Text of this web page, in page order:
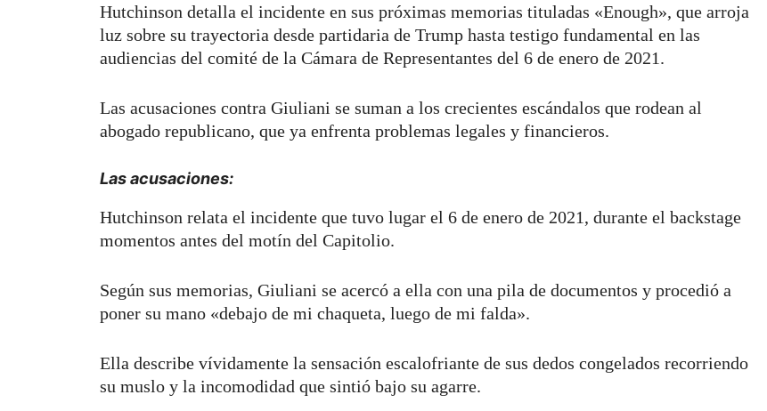
Hutchinson detalla el incidente en sus próximas memorias tituladas «Enough», que arroja
luz sobre su trayectoria desde partidaria de Trump hasta testigo fundamental en las
audiencias del comité de la Cámara de Representantes del 6 de enero de 2021.
Las acusaciones contra Giuliani se suman a los crecientes escándalos que rodean al
abogado republicano, que ya enfrenta problemas legales y financieros.
Las acusaciones:
Hutchinson relata el incidente que tuvo lugar el 6 de enero de 2021, durante el backstage
momentos antes del motín del Capitolio.
Según sus memorias, Giuliani se acercó a ella con una pila de documentos y procedió a
poner su mano «debajo de mi chaqueta, luego de mi falda».
Ella describe vívidamente la sensación escalofriante de sus dedos congelados recorriendo
su muslo y la incomodidad que sintió bajo su agarre.